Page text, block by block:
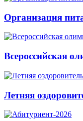
Организация
Всероссийская
Летняя